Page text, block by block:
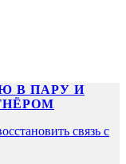
В ПАРУ И